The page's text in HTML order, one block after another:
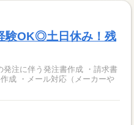
験OK◎土日休み！残
成 ・メール対応（メーカーや